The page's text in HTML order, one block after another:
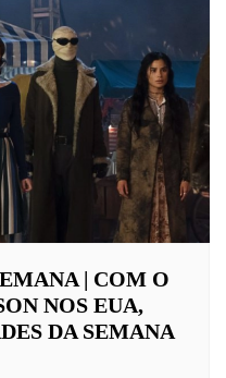
| COM O
NOS EUA,
DA SEMANA